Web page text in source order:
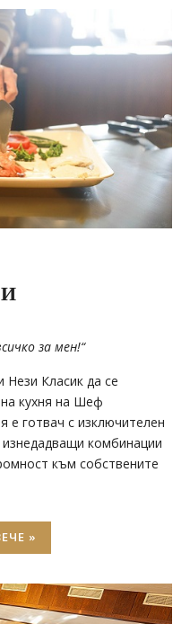
за мен!“
Класик да се
кухня на Шеф
е готвач с изключителен
комбинации
към собствените
»